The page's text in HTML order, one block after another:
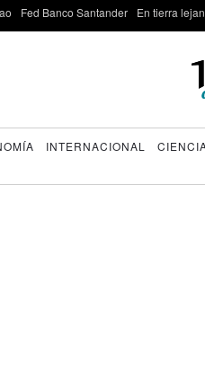
Fed Banco Santander En tierra
INTERNACIONAL